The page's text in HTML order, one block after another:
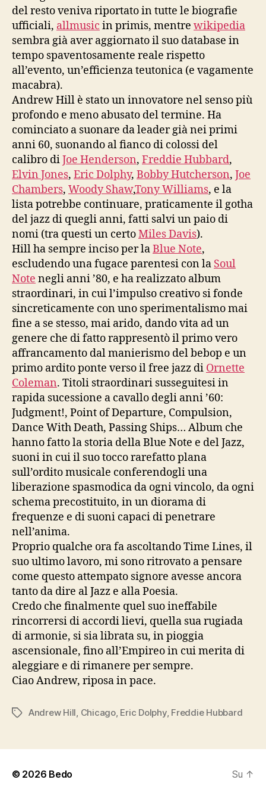
del resto veniva riportato in tutte le biografie
ufficiali, allmusic in primis, mentre wikipedia
sembra già aver aggiornato il suo database in
tempo spaventosamente reale rispetto
all’evento, un’efficienza teutonica (e vagamente
macabra).
Andrew Hill è stato un innovatore nel senso più
profondo e meno abusato del termine. Ha
cominciato a suonare da leader già nei primi
anni 60, suonando al fianco di colossi del
calibro diJoe Henderson, Freddie Hubbard,
Elvin Jones, Eric Dolphy, Bobby Hutcherson, Joe
Chambers, Woody Shaw,Tony Williams, e la
lista potrebbe continuare, praticamente il gotha
del jazz di quegli anni, fatti salvi un paio di
nomi (tra questi un certoMiles Davis).
Hill ha sempre inciso per laBlue Note,
escludendo una fugace parentesi con la Soul
Note negli anni ’80, e ha realizzato album
straordinari, in cui l’impulso creativo si fonde
sincreticamente con uno sperimentalismo mai
fine a se stesso, mai arido, dando vita ad un
genere che di fatto rappresentò il primo vero
affrancamento dal manierismo del bebop e un
primo ardito ponte verso il free jazz di Ornette
Coleman. Titoli straordinari susseguitesi in
rapida sucessione a cavallo degli anni ’60:
Judgment!, Point of Departure, Compulsion,
Dance With Death, Passing Ships… Album che
hanno fatto la storia della Blue Note e del Jazz,
suoni in cui il suo tocco rarefatto plana
sull’ordito musicale conferendogli una
liberazione spasmodica da ogni vincolo, da ogni
schema precostituito, in un diorama di
frequenze e di suoni capaci di penetrare
nell’anima.
Proprio qualche ora fa ascoltando Time Lines, il
suo ultimo lavoro, mi sono ritrovato a pensare
come questo attempato signore avesse ancora
tanto da dire al Jazz e alla Poesia.
Credo che finalmente quel suo ineffabile
rincorrersi di accordi lievi, quella sua rugiada
di armonie, si sia librata su, in pioggia
ascensionale, fino all’Empireo in cui merita di
aleggiare e di rimanere per sempre.
Ciao Andrew, riposa in pace.
Tag Andrew Hill Chicago, Eric Dolphy, Freddie Hubbard
© 2026 Bedo Su ↑